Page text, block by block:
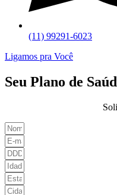
(11) 99291-6023
Ligamos pra Você
Seu Plano de